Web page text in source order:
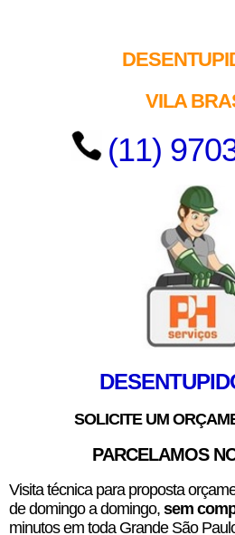
VILA
(11)
SOLICITE UM
PARCELAMOS
Visita técnica para proposta
de domingo a domingo, sem
minutos em toda Grande São